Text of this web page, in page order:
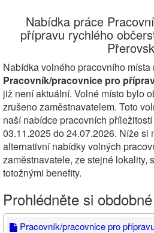
Nabídka práce
přípravu rychlého
Nabídka volného pracovního místa
Pracovník/pracovnice pro
již není aktuální. Volné místo bylo
zrušeno zaměstnavatelem. Toto
naší nabídce pracovních
03.11.2025 do 24.07.2026. Níže si
alternativní nabídky volných
zaměstnavatele, ze stejné lokality,
totožnými benefity.
Prohlédněte si
Pracovník/pracovnice pro